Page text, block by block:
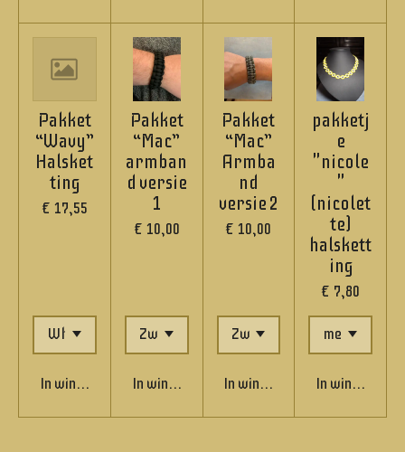
Pakket
“Wavy”
Halsket
ting
€ 17,55
In winkelwagen
Pakket
“Mac”
armban
d versie
1
€ 10,00
In winkelwagen
Pakket
“Mac”
Armba
nd
versie 2
€ 10,00
In winkelwagen
pakketj
e
"nicole
"
(nicolet
te)
halskett
ing
€ 7,80
In